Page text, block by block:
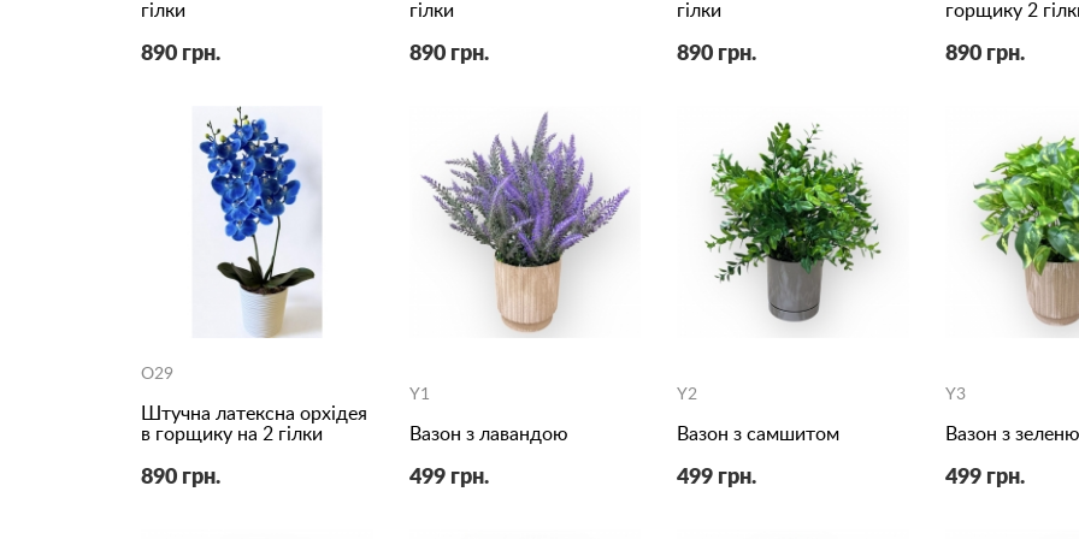
гілки
890 грн.
гілки
890 грн.
гілки
890 грн.
горщику 2
890 грн.
O29
Штучна латексна орхідея
в горщику на 2 гілки
890 грн.
Y1
Вазон з лавандою
499 грн.
Y2
Вазон з самшитом
499 грн.
Y3
Вазон з зеленю
499 грн.